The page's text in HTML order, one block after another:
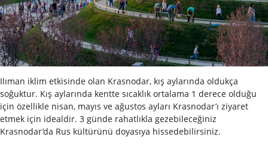
Ilıman iklim etkisinde olan Krasnodar, kış aylarında oldukça
soğuktur. Kış aylarında kentte sıcaklık ortalama 1 derece olduğu
için özellikle nisan, mayıs ve ağustos ayları Krasnodar’ı ziyaret
etmek için idealdir. 3 günde rahatlıkla gezebileceğiniz
Krasnodar’da Rus kültürünü doyasıya hissedebilirsiniz.